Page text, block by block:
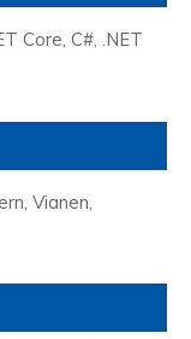
Core, C#, .NET
Vianen,